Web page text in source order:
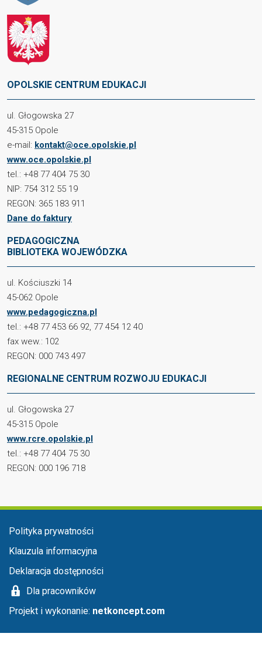
OPOLSKIE CENTRUM EDUKACJI
ul. Głogowska 27
45-315 Opole
e-mail: kontakt@oce.opolskie.pl
www.oce.opolskie.pl
tel.: +48 77 404 75 30
NIP: 754 312 55 19
REGON: 365 183 911
Dane do faktury
PEDAGOGICZNA
BIBLIOTEKA WOJEWÓDZKA
ul. Kościuszki 14
45-062 Opole
www.pedagogiczna.pl
tel.: +48 77 453 66 92, 77 454 12 40
fax wew.: 102
REGON: 000 743 497
REGIONALNE CENTRUM ROZWOJU EDUKACJI
ul. Głogowska 27
45-315 Opole
www.rcre.opolskie.pl
tel.: +48 77 404 75 30
REGON: 000 196 718
Menu stopka
Polityka prywatności
Klauzula informacyjna
Deklaracja dostępności
Dla pracowników
Projekt i wykonanie: netkoncept.com